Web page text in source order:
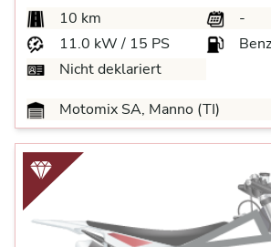
10 km
-
11.0 kW / 15 PS
Nicht deklariert
Motomix SA, Manno (TI)